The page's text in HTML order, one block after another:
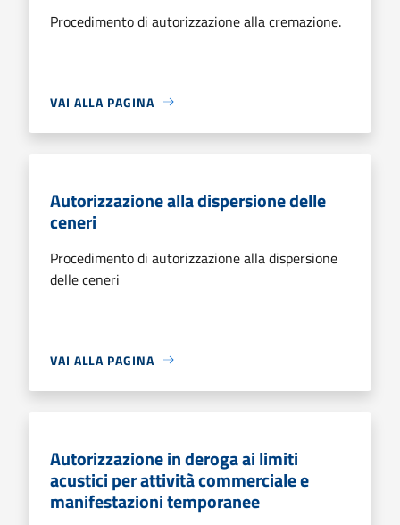
Procedimento di autorizzazione alla cremazione.
VAI ALLA PAGINA
Autorizzazione alla dispersione delle
ceneri
Procedimento di autorizzazione alla dispersione
delle ceneri
VAI ALLA PAGINA
Autorizzazione in deroga ai limiti
acustici per attività commerciale e
manifestazioni temporanee